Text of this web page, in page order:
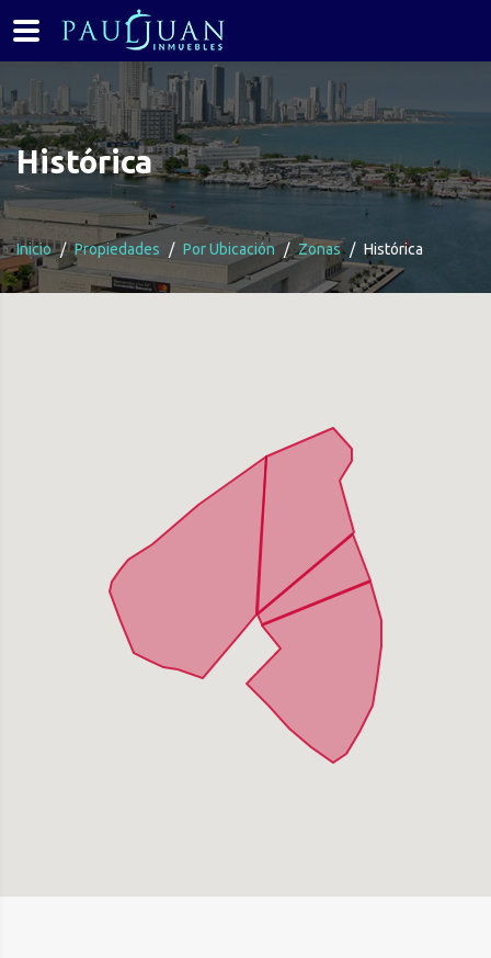
Histórica
Inicio Propiedades Por Ubicación Zonas Histórica